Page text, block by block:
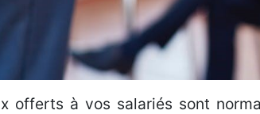
offerts à vos salariés sont